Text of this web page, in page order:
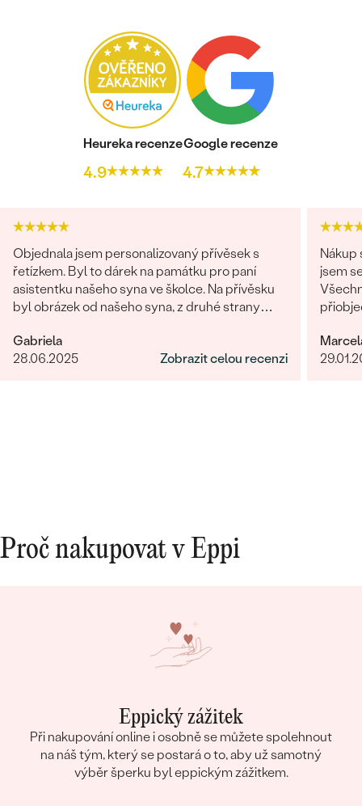
Heureka recenze
4.9
Google recenze
4.7
Objednala jsem personalizovaný přívěsek s
řetízkem. Byl to dárek na památku pro paní
asistentku našeho syna ve školce. Na přívěsku
byl obrázek od našeho syna, z druhé strany
dořešili jsme všechny detaily objednávky. Šperk
je nádherný, udělal velikou radost, je originální a
Gabriela
28.06.2025
Zobrazit celou recenzi
Nákup
jsem
Proč nakupovat v Eppi
Eppický zážitek
Při nakupování online i osobně se můžete spolehnout
na náš tým, který se postará o to, aby už samotný
výběr šperku byl eppickým zážitkem.